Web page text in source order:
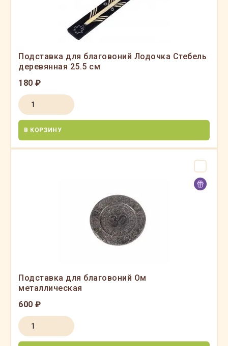
Подставка для благовоний Лодочка Стебель
деревянная 25.5 см
180 ₽
В КОРЗИНУ
Подставка для благовоний Ом
металлическая
600 ₽